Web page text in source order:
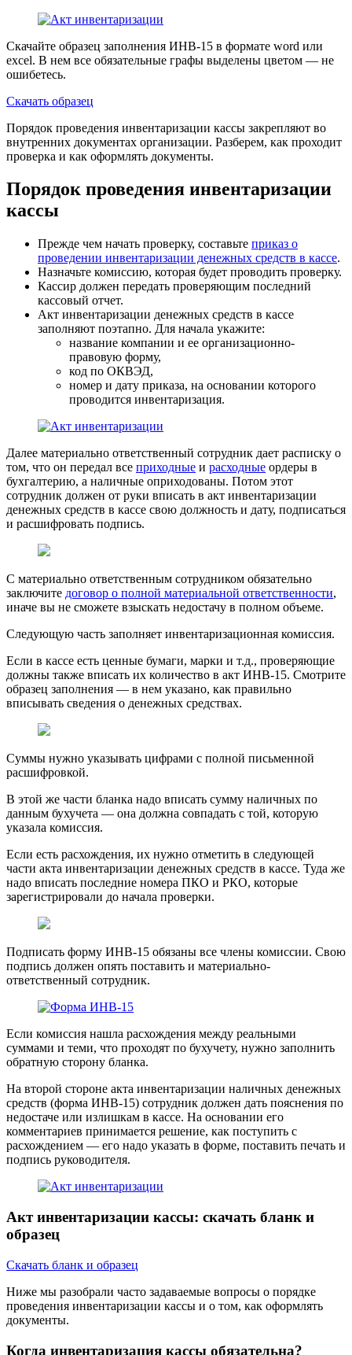
Скачайте образец заполнения ИНВ-15 в формате word или
excel. В нем все обязательные графы выделены цветом — не
ошибетесь.
Скачать образец
Порядок проведения инвентаризации кассы закрепляют во
внутренних документах организации. Разберем, как проходит
проверка и как оформлять документы.
Порядок проведения инвентаризации
кассы
Прежде чем начать проверку, составьте приказ о
проведении инвентаризации денежных средств в кассе.
Назначьте комиссию, которая будет проводить проверку.
Кассир должен передать проверяющим последний
кассовый отчет.
Акт инвентаризации денежных средств в кассе
заполняют поэтапно. Для начала укажите:
название компании и ее организационно-
правовую форму,
код по ОКВЭД,
номер и дату приказа, на основании которого
проводится инвентаризация.
Далее материально ответственный сотрудник дает расписку о
том, что он передал все приходные и расходные ордеры в
бухгалтерию, а наличные оприходованы. Потом этот
сотрудник должен от руки вписать в акт инвентаризации
денежных средств в кассе свою должность и дату, подписаться
и расшифровать подпись.
С материально ответственным сотрудником обязательно
заключите договор о полной материальной ответственности,
иначе вы не сможете взыскать недостачу в полном объеме.
Следующую часть заполняет инвентаризационная комиссия.
Если в кассе есть ценные бумаги, марки и т.д., проверяющие
должны также вписать их количество в акт ИНВ-15. Смотрите
образец заполнения — в нем указано, как правильно
вписывать сведения о денежных средствах.
Суммы нужно указывать цифрами с полной письменной
расшифровкой.
В этой же части бланка надо вписать сумму наличных по
данным бухучета — она должна совпадать с той, которую
указала комиссия.
Если есть расхождения, их нужно отметить в следующей
части акта инвентаризации денежных средств в кассе. Туда же
надо вписать последние номера ПКО и РКО, которые
зарегистрировали до начала проверки.
Подписать форму ИНВ-15 обязаны все члены комиссии. Свою
подпись должен опять поставить и материально-
ответственный сотрудник.
Если комиссия нашла расхождения между реальными
суммами и теми, что проходят по бухучету, нужно заполнить
обратную сторону бланка.
На второй стороне акта инвентаризации наличных денежных
средств (форма ИНВ-15) сотрудник должен дать пояснения по
недостаче или излишкам в кассе. На основании его
комментариев принимается решение, как поступить с
расхождением — его надо указать в форме, поставить печать и
подпись руководителя.
Акт инвентаризации кассы: скачать бланк и
образец
Скачать бланк и образец
Ниже мы разобрали часто задаваемые вопросы о порядке
проведения инвентаризации кассы и о том, как оформлять
документы.
Когда инвентаризация кассы обязательна?